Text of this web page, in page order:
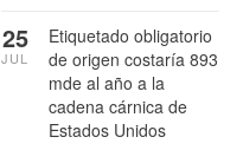
Etiquetado obligatorio
de origen costaría 893
mde al año a la
cadena cárnica de
Estados Unidos
25
JUL